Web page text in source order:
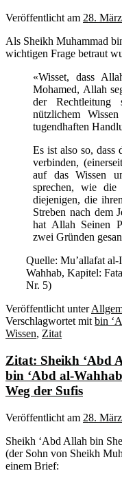
Veröffentlicht am 28.
Als Sheikh Muhammad
wichtigen Frage betraut
«Wisset, dass
Mohamed, Allah
der Rechtleitung
nützlichem
tugendhaften
Es ist also so, dass
verbinden,
auf das Wissen
sprechen, wie die
diejenigen, die
Streben nach dem
hat Allah Seinen
zwei Gründen
Quelle: Mu’allafat
Wahhab, Kapitel:
Nr. 5)
Veröffentlicht unter
Verschlagwortet mit bin
Wissen, Zitat
Zitat: Sheikh ‘Abd
bin ‘Abd al-
Weg der Sufis
Veröffentlicht am 28.
Sheikh ‘Abd Allah bin
(der Sohn von Sheikh
einem Brief: